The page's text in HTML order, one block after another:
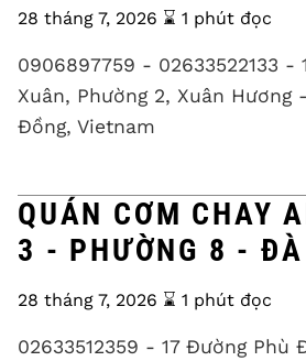
28 tháng 7, 2026 ⌛️ 1 phút đọc
0906897759 - 02633522133 -
Xuân, Phường 2, Xuân
Đồng, Vietnam
QUÁN CƠM CHAY
3 - PHƯỜNG 8 -
28 tháng 7, 2026 ⌛️ 1 phút đọc
02633512359 - 17 Đường Phù